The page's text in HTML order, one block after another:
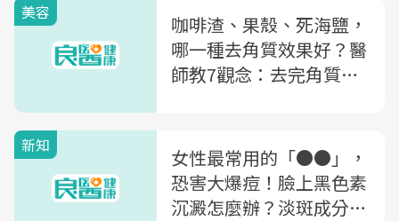
美容
咖啡渣、果殼、死海鹽，
哪一種去角質效果好？醫
師教7觀念：去完角質，
新知
女性最常用的「●●」，
恐害大爆痘！臉上黑色素
沉澱怎麼辦？淡斑成分怎